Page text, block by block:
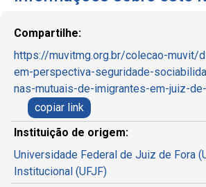
Compartilhe:
https://muvitmg.org.br/colecao-muvit/
em-perspectiva-seguridade-
nas-mutuais-de-imigrantes-em-juiz-
copiar link
Instituição de origem:
Universidade Federal de Juiz de Fora
Institucional (UFJF)